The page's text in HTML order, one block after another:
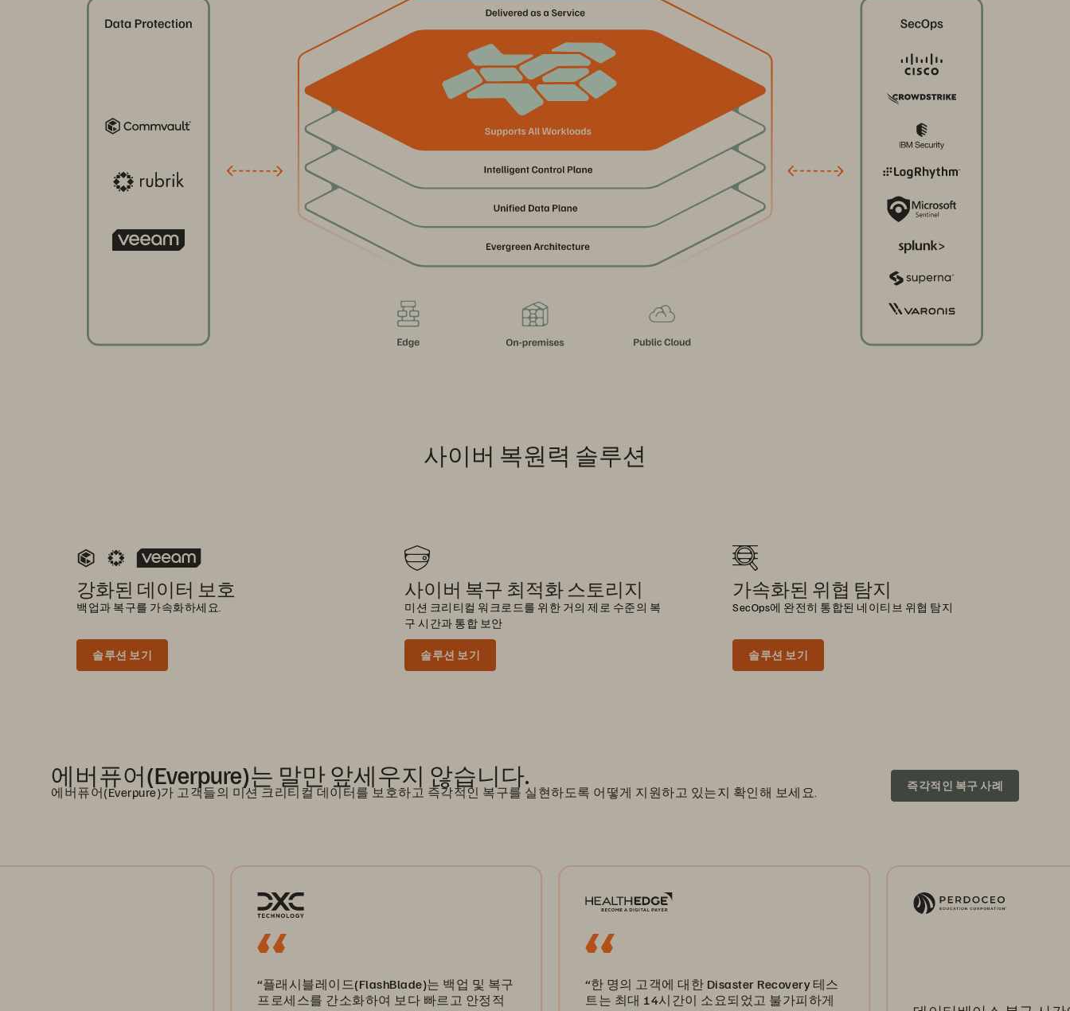
사이버 복원력 솔루션
강화된 데이터 보호
백업과 복구를 가속화하세요.
솔루션 보기
사이버 복구 최적화 스토리지
미션 크리티컬 워크로드를 위한 거의 제로 수준의 복
구 시간과 통합 보안
솔루션 보기
가속화된 위협 탐지
SecOps에 완전히 통합된 네이티브 위협 탐지
솔루션 보기
에버퓨어(Everpure)는 말만 앞세우지 않습니다.
에버퓨어(Everpure)가 고객들의 미션 크리티컬 데이터를 보호하고 즉각적인 복구를 실현하도록 어떻게 지원하고 있는지 확인해 보세요. 즉각적인 복구 사례
“플래시블레이드(FlashBlade)는 백업 및 복구
프로세스를 간소화하여 보다 빠르고 안정적
“한 명의 고객에 대한 Disaster Recovery 테스
트는 최대 14시간이 소요되었고 불가피하게